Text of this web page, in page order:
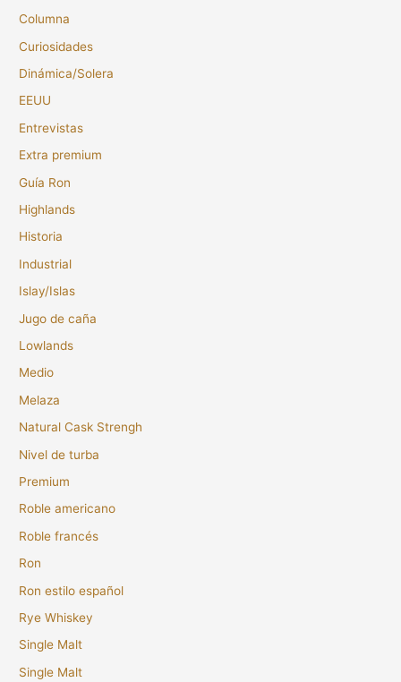
Columna
Curiosidades
Dinámica/Solera
EEUU
Entrevistas
Extra premium
Guía Ron
Highlands
Historia
Industrial
Islay/Islas
Jugo de caña
Lowlands
Medio
Melaza
Natural Cask Strengh
Nivel de turba
Premium
Roble americano
Roble francés
Ron
Ron estilo español
Rye Whiskey
Single Malt
Single Malt